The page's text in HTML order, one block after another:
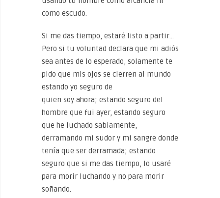
como escudo.
Si me das tiempo, estaré listo a partir…
Pero si tu voluntad declara que mi adiós
sea antes de lo esperado, solamente te
pido que mis ojos se cierren al mundo
estando yo seguro de
quien soy ahora; estando seguro del
hombre que fui ayer, estando seguro
que he luchado sabiamente,
derramando mi sudor y mi sangre donde
tenía que ser derramada; estando
seguro que si me das tiempo, lo usaré
para morir luchando y no para morir
soñando.